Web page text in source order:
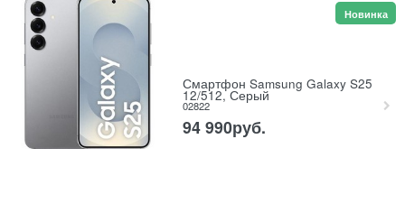
Смартфон Samsung Galaxy S25
12/512, Серый
02822
94 990руб.
Новинка